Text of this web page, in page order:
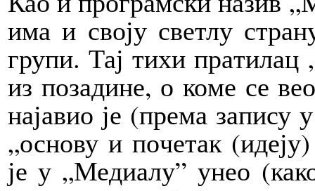
има и сво­ју све­тлу
гру­пи. Тај ти­хи
из по­за­ди­не, о ко­ме се
на­ја­вио је (пре­ма
„осно­ву и по­че­так
је у „Ме­ди­а­лу” унео